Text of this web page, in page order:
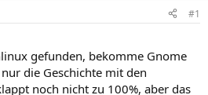
#1
gefunden, bekomme Gnome
die Geschichte mit den
noch nicht zu 100%, aber das